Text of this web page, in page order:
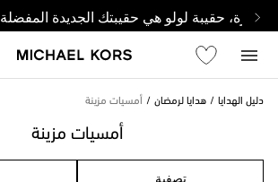
وصغيرة، حقيبة لولو هي حقيبتك الجديدة المفضلة
دليل الهدايا هدايا لرمضان أمسيات مزينة
أمسيات مزينة
تصفية